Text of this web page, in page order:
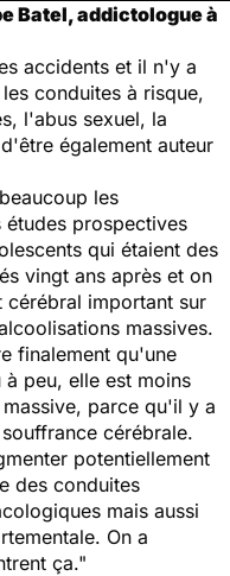
Batel, addictologue à
accidents et il n'y a
conduites à risque,
l'abus sexuel, la
également auteur
les
prospectives
qui étaient des
vingt ans après et on
important sur
massives.
finalement qu'une
peu, elle est moins
parce qu'il y a
cérébrale.
potentiellement
des conduites
mais aussi
On a
ça."